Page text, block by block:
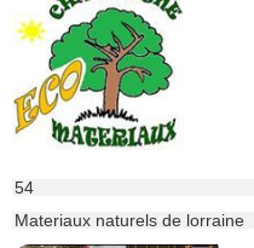
54
Materiaux naturels de lorraine